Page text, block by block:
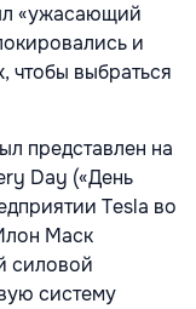
«ужасающий
и
чтобы выбраться
представлен на
Day («День
Tesla во
Маск
силовой
систему